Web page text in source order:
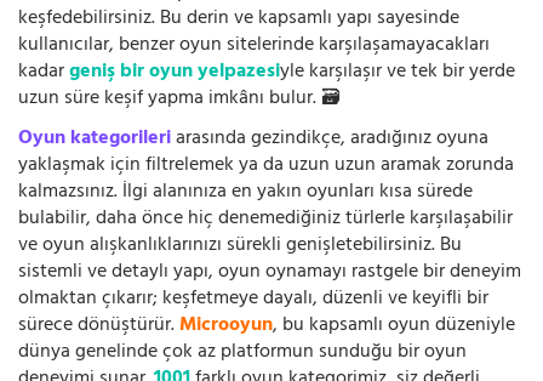
keşfedebilirsiniz. Bu derin ve kapsamlı yapı sayesinde
kullanıcılar, benzer oyun sitelerinde karşılaşamayacakları
kadargeniş bir oyun yelpazesiyle karşılaşır ve tek bir yerde
uzun süre keşif yapma imkânı bulur. 🗃️
Oyun kategorileriarasında gezindikçe, aradığınız oyuna
yaklaşmak için filtrelemek ya da uzun uzun aramak zorunda
kalmazsınız. İlgi alanınıza en yakın oyunları kısa sürede
bulabilir, daha önce hiç denemediğiniz türlerle karşılaşabilir
ve oyun alışkanlıklarınızı sürekli genişletebilirsiniz. Bu
sistemli ve detaylı yapı, oyun oynamayı rastgele bir deneyim
olmaktan çıkarır; keşfetmeye dayalı, düzenli ve keyifli bir
sürece dönüştürür.Microoyun, bu kapsamlı oyun düzeniyle
dünya genelinde çok az platformun sunduğu bir oyun